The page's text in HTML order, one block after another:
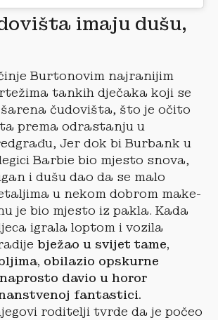
imaju dušu,
Burtonovim najranijim
tankih dječaka koji se
čudovišta, što je očito
prema odrastanju u
Jer dok bi Burbank u
Barbie bio mjesto snova,
i dušu dao da se malo
u nekom dobrom make-
je bio mjesto iz pakla. Kada
igrala loptom i vozila
bježao u svijet tame,
obilazio opskurne
davio u horor
fantastici.
roditelji tvrde da je počeo